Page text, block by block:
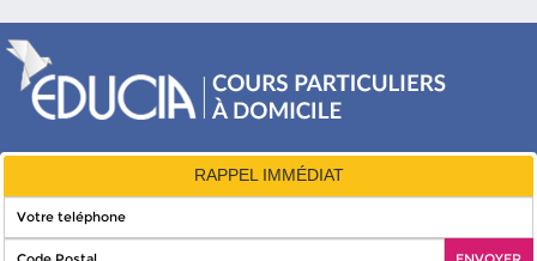
RAPPEL IMMÉDIAT